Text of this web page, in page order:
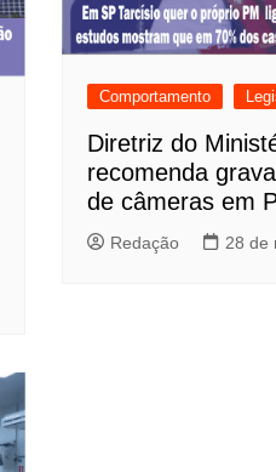
Comportamento
Diretriz do
recomenda
de câmeras em
Redação 28 de